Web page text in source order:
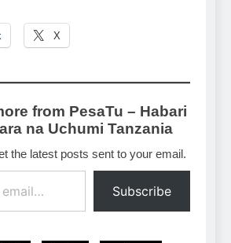
X
from PesaTu – Habari
na Uchumi Tanzania
the latest posts sent to your email.
Subscribe